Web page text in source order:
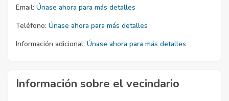
Email: Únase ahora para más detalles
Teléfono: Únase ahora para más detalles
Información adicional: Únase ahora para más detalles
Información sobre el vecindario